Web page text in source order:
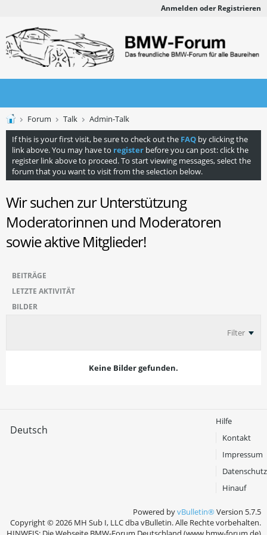
Anmelden oder Registrieren
Forum Talk
Admin-Talk
If this is your first visit, be sure to check out the FAQ by clicking the
link above. You may have to register before you can post: click the
register link above to proceed. To start viewing messages, select the
forum that you want to visit from the selection below.
Wir suchen zur Unterstützung
Moderatorinnen und Moderatoren
sowie aktive Mitglieder!
BEITRÄGE
LETZTE AKTIVITÄT
BILDER
Filter
Keine Bilder gefunden.
Deutsch
Hilfe
Kontakt
Impressum
Datenschutz
Hinauf
Powered byvBulletin®Version 5.7.5
Copyright © 2026 MH Sub I, LLC dba vBulletin. Alle Rechte vorbehalten.